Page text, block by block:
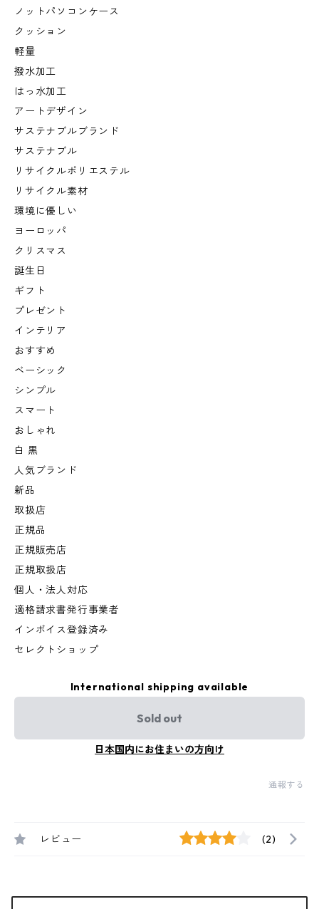
ノットパソコンケース
クッション
軽量
撥水加工
はっ水加工
アートデザイン
サステナブルブランド
サステナブル
リサイクルポリエステル
リサイクル素材
環境に優しい
ヨーロッパ
クリスマス
誕生日
ギフト
プレゼント
インテリア
おすすめ
ベーシック
シンプル
スマート
おしゃれ
白 黒
人気ブランド
新品
取扱店
正規品
正規販売店
正規取扱店
個人・法人対応
適格請求書発行事業者
インボイス登録済み
セレクトショップ
International shipping available
Sold out
日本国内にお住まいの方向け
通報する
レビュー (2)